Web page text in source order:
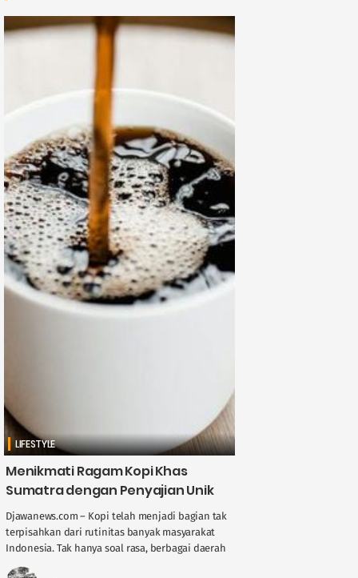
LIFESTYLE
Menikmati Ragam Kopi Khas
Sumatra dengan Penyajian Unik
Djawanews.com – Kopi telah menjadi bagian tak
terpisahkan dari rutinitas banyak masyarakat
Indonesia. Tak hanya soal rasa, berbagai daerah
di Nusantara juga menawarkan kekhasan